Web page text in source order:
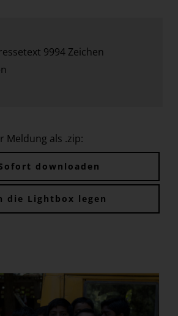
9994 Zeichen
Meldung als .zip:
downloaden
die Lightbox legen